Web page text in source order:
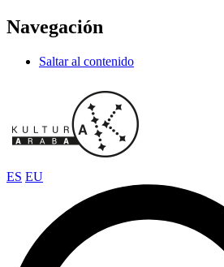
Navegación
Saltar al contenido
ES EU